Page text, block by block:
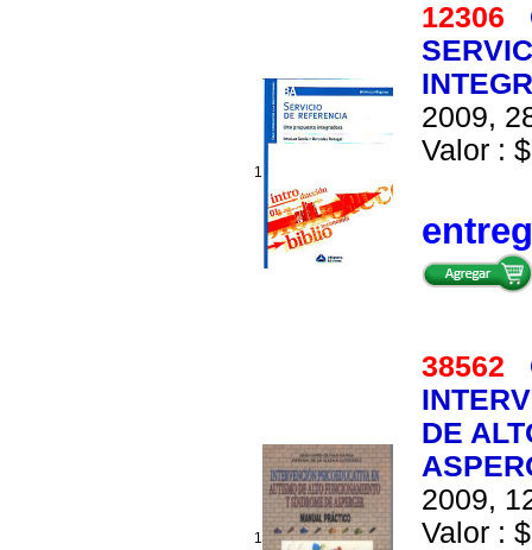
1
12306
2009,
Valor :
1
38562
DE
2009,
Valor :